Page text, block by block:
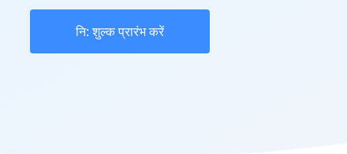
नि: शुल्क प्रारंभ करें